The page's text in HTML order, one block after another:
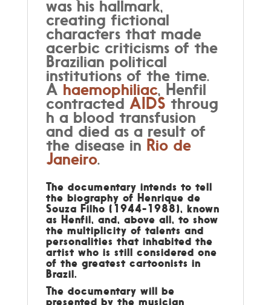
was his hallmark,
creating fictional
characters that made
acerbic criticisms of the
Brazilian political
institutions of the time.
A haemophiliac, Henfil
contracted AIDS throug
h a blood transfusion
and died as a result of
the disease in Rio de
Janeiro.
The documentary intends to tell
the biography of Henrique de
Souza Filho (1944-1988), known
as Henfil, and, above all, to show
the multiplicity of talents and
personalities that inhabited the
artist who is still considered one
of the greatest cartoonists in
Brazil.
The documentary will be
presented by the musician